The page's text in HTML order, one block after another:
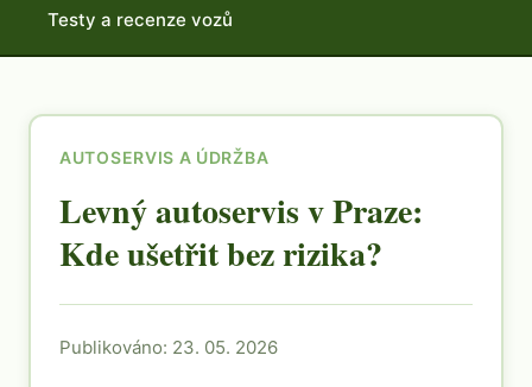
Testy a recenze vozů
AUTOSERVIS A ÚDRŽBA
Levný autoservis v Praze:
Kde ušetřit bez rizika?
Publikováno: 23. 05. 2026